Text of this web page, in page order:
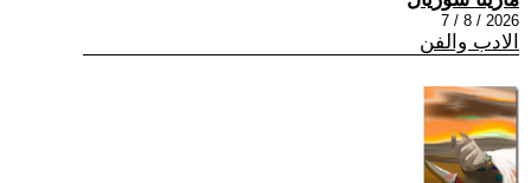
2026 / 8 / 7
الادب والفن